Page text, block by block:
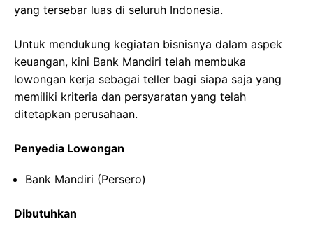
yang tersebar luas di seluruh Indonesia.
Untuk mendukung kegiatan bisnisnya dalam aspek
keuangan, kini Bank Mandiri telah membuka
lowongan kerja sebagai teller bagi siapa saja yang
memiliki kriteria dan persyaratan yang telah
ditetapkan perusahaan.
Penyedia Lowongan
Bank Mandiri (Persero)
Dibutuhkan